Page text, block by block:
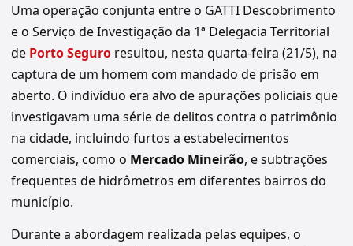
Uma operação conjunta entre o GATTI Descobrimento
e o Serviço de Investigação da 1ª Delegacia Territorial
de Porto Seguro resultou, nesta quarta-feira (21/5), na
captura de um homem com mandado de prisão em
aberto. O indivíduo era alvo de apurações policiais que
investigavam uma série de delitos contra o patrimônio
na cidade, incluindo furtos a estabelecimentos
comerciais, como o Mercado Mineirão, e subtrações
frequentes de hidrômetros em diferentes bairros do
município.
Durante a abordagem realizada pelas equipes, o